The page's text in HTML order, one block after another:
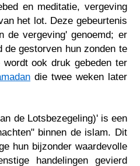
en meditatie, vergeving
het lot. Deze gebeurtenis
de vergeving' genoemd; er
de gestorven hun zonden te
ook druk gebeden ter
die twee weken later
de Lotsbezegeling)' is een
binnen de islam. Dit
hun bijzonder waardevolle
handelingen gevierd